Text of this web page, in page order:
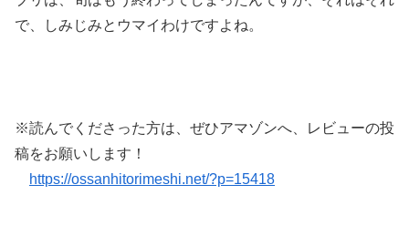
で、しみじみとウマイわけですよね。
※読んでくださった方は、ぜひアマゾンへ、レビューの投
稿をお願いします！
https://ossanhitorimeshi.net/?p=15418